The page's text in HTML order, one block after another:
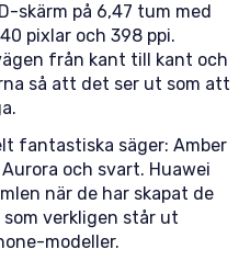
skärm på 6,47 tum med
pixlar och 398 ppi.
från kant till kant och
så att det ser ut som att
fantastiska säger: Amber
och svart. Huawei
när de har skapat de
verkligen står ut
modeller.